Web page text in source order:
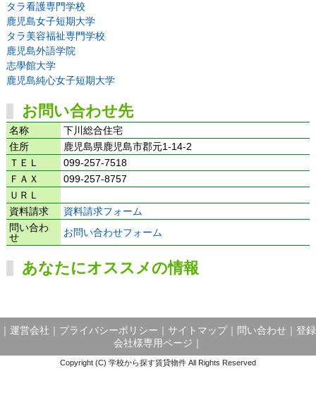
タラ看護専門学校
鹿児島女子短期大学
タラ美容福祉専門学校
鹿児島外語学院
志學館大学
鹿児島純心女子短期大学
お問い合わせ先
名称
下川総合住宅
住所
鹿児島県鹿児島市郡元1-14-2
ＴＥＬ
099-257-7518
ＦＡＸ
099-257-8757
ＵＲＬ
資料請求
資料請求フォーム
問い合わ
せ
お問い合わせフォーム
あなたにオススメの情報
運営会社 プライバシーポリシー サイトマップ｜ 問い合わせ
登録
会社様専用ページ
Copyright (C) 学校から探す賃貸物件 All Rights Reserved